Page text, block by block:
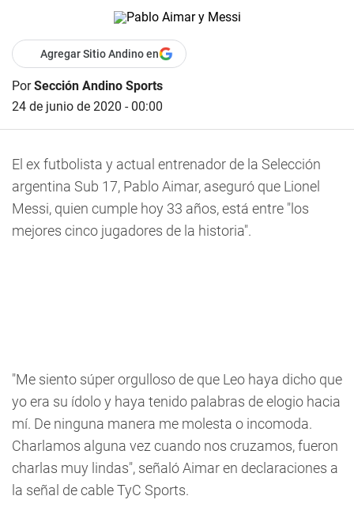
Agregar Sitio Andino en
PorSección Andino Sports
24 de junio de 2020 - 00:00
El ex futbolista y actual entrenador de la Selección
argentina Sub 17, Pablo Aimar, aseguró que Lionel
Messi, quien cumple hoy 33 años, está entre "los
mejores cinco jugadores de la historia".
"Me siento súper orgulloso de que Leo haya dicho que
yo era su ídolo y haya tenido palabras de elogio hacia
mí. De ninguna manera me molesta o incomoda.
Charlamos alguna vez cuando nos cruzamos, fueron
charlas muy lindas", señaló Aimar en declaraciones a
la señal de cable TyC Sports.